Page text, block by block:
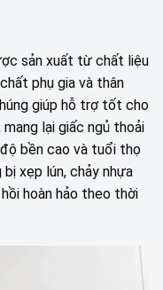
sản xuất từ chất liệu
phụ gia và thân
giúp hỗ trợ tốt cho
lại giấc ngủ thoải
bền cao và tuổi thọ
bị xẹp lún, chảy nhựa
hoàn hảo theo thời